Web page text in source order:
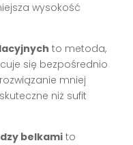
wysokość
to metoda,
się bezpośrednio
mniej
niż sufit
belkamito